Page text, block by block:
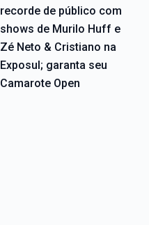
recorde de público com
shows de Murilo Huff e
Zé Neto & Cristiano na
Exposul; garanta seu
Camarote Open